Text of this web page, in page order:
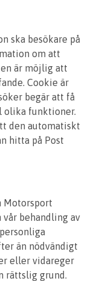
ska besökare på
om att
är möjlig att
Cookie är
begär att få
olika funktioner.
den automatiskt
hitta på Post
Motorsport
vår behandling av
än nödvändigt
eller vidareger
rättslig grund.